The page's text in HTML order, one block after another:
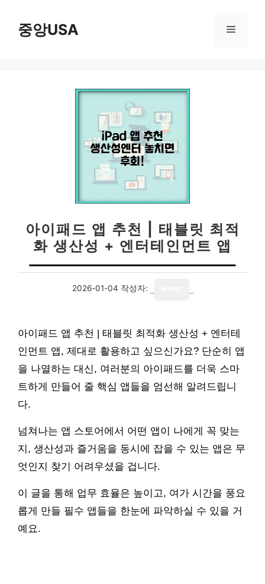
중앙USA 메
아이패드 앱 추천 | 태블릿 최적
화 생산성 + 엔터테인먼트 앱
2026-01-04 작성자:
아이패드 앱 추천 | 태블릿 최적화 생산성 + 엔터테
인먼트 앱, 제대로 활용하고 싶으신가요? 단순히 앱
을 나열하는 대신, 여러분의 아이패드를 더욱 스마
트하게 만들어 줄 핵심 앱들을 엄선해 알려드립니
다.
넘쳐나는 앱 스토어에서 어떤 앱이 나에게 꼭 맞는
지, 생산성과 즐거움을 동시에 잡을 수 있는 앱은 무
엇인지 찾기 어려우셨을 겁니다.
이 글을 통해 업무 효율은 높이고, 여가 시간을 풍요
롭게 만들 필수 앱들을 한눈에 파악하실 수 있을 거
예요.